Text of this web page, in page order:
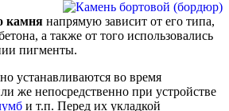
камня напрямую зависит от его типа,
а также от того использовались
пигменты.
устанавливаются во время
же непосредственно при устройстве
и т.п. Перед их укладкой